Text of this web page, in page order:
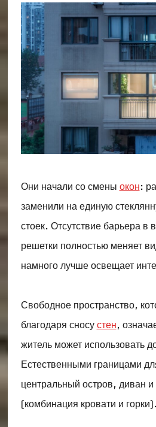
Они начали со смены окон:
заменили на единую
стоек. Отсутствие барьера в
решетки полностью меняет
намного лучше освещает
Свободное пространство,
благодаря сносустен,
житель может использовать
Естественными границами
центральный остров, диван и
(комбинация кровати и горки).